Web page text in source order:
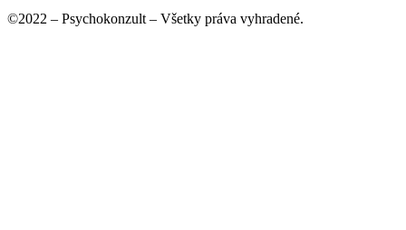
©2022 – Psychokonzult – Všetky práva vyhradené.